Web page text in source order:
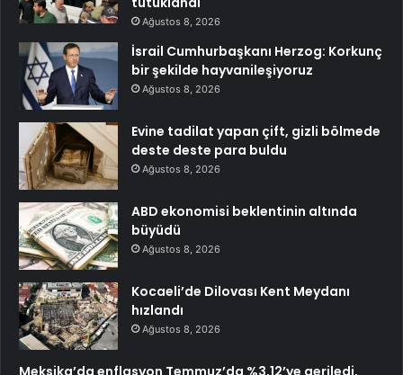
Ağustos 8, 2026
İsrail Cumhurbaşkanı Herzog: Korkunç
bir şekilde hayvanileşiyoruz
Ağustos 8, 2026
Evine tadilat yapan çift, gizli bölmede
deste deste para buldu
Ağustos 8, 2026
ABD ekonomisi beklentinin altında
büyüdü
Ağustos 8, 2026
Kocaeli’de Dilovası Kent Meydanı
hızlandı
Ağustos 8, 2026